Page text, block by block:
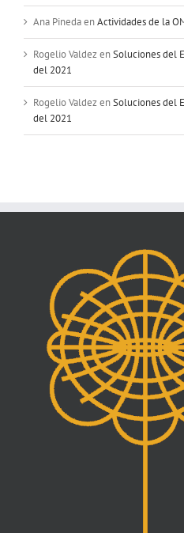
Ana PinedaenActividades de la
Rogelio ValdezenSoluciones del
del 2021
Rogelio ValdezenSoluciones del
del 2021